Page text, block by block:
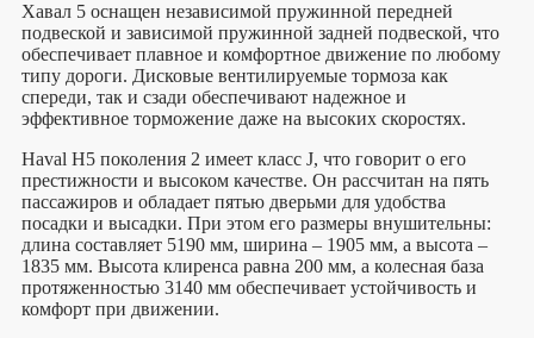
Хавал 5 оснащен независимой пружинной передней
подвеской и зависимой пружинной задней подвеской, что
обеспечивает плавное и комфортное движение по любому
типу дороги. Дисковые вентилируемые тормоза как
спереди, так и сзади обеспечивают надежное и
эффективное торможение даже на высоких скоростях.
Haval H5 поколения 2 имеет класс J, что говорит о его
престижности и высоком качестве. Он рассчитан на пять
пассажиров и обладает пятью дверьми для удобства
посадки и высадки. При этом его размеры внушительны:
длина составляет 5190 мм, ширина – 1905 мм, а высота –
1835 мм. Высота клиренса равна 200 мм, а колесная база
протяженностью 3140 мм обеспечивает устойчивость и
комфорт при движении.